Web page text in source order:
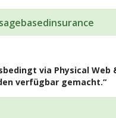
via Physical Web
verfügbar gemacht.“